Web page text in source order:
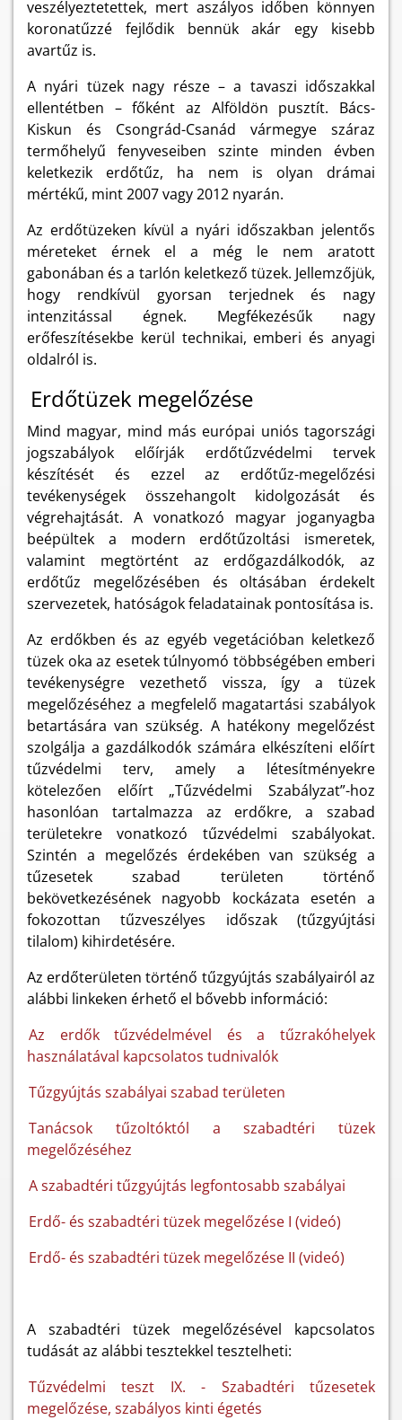
veszélyeztetettek, mert aszályos időben könnyen
koronatűzzé fejlődik bennük akár egy kisebb
avartűz is.
A nyári tüzek nagy része – a tavaszi időszakkal
ellentétben – főként az Alföldön pusztít. Bács-
Kiskun és Csongrád-Csanád vármegye száraz
termőhelyű fenyveseiben szinte minden évben
keletkezik erdőtűz, ha nem is olyan drámai
mértékű, mint 2007 vagy 2012 nyarán.
Az erdőtüzeken kívül a nyári időszakban jelentős
méreteket érnek el a még le nem aratott
gabonában és a tarlón keletkező tüzek. Jellemzőjük,
hogy rendkívül gyorsan terjednek és nagy
intenzitással égnek. Megfékezésűk nagy
erőfeszítésekbe kerül technikai, emberi és anyagi
oldalról is.
Erdőtüzek megelőzése
Mind magyar, mind más európai uniós tagországi
jogszabályok előírják erdőtűzvédelmi tervek
készítését és ezzel az erdőtűz-megelőzési
tevékenységek összehangolt kidolgozását és
végrehajtását. A vonatkozó magyar joganyagba
beépültek a modern erdőtűzoltási ismeretek,
valamint megtörtént az erdőgazdálkodók, az
erdőtűz megelőzésében és oltásában érdekelt
szervezetek, hatóságok feladatainak pontosítása is.
Az erdőkben és az egyéb vegetációban keletkező
tüzek oka az esetek túlnyomó többségében emberi
tevékenységre vezethető vissza, így a tüzek
megelőzéséhez a megfelelő magatartási szabályok
betartására van szükség. A hatékony megelőzést
szolgálja a gazdálkodók számára elkészíteni előírt
tűzvédelmi terv, amely a létesítményekre
kötelezően előírt „Tűzvédelmi Szabályzat”-hoz
hasonlóan tartalmazza az erdőkre, a szabad
területekre vonatkozó tűzvédelmi szabályokat.
Szintén a megelőzés érdekében van szükség a
tűzesetek szabad területen történő
bekövetkezésének nagyobb kockázata esetén a
fokozottan tűzveszélyes időszak (tűzgyújtási
tilalom) kihirdetésére.
Az erdőterületen történő tűzgyújtás szabályairól az
alábbi linkeken érhető el bővebb információ:
Az erdők tűzvédelmével és a tűzrakóhelyek
használatával kapcsolatos tudnivalók
Tűzgyújtás szabályai szabad területen
Tanácsok tűzoltóktól a szabadtéri tüzek
megelőzéséhez
A szabadtéri tűzgyújtás legfontosabb szabályai
Erdő- és szabadtéri tüzek megelőzése I (videó)
Erdő- és szabadtéri tüzek megelőzése II (videó)
A szabadtéri tüzek megelőzésével kapcsolatos
tudását az alábbi tesztekkel tesztelheti:
Tűzvédelmi teszt IX. - Szabadtéri tűzesetek
megelőzése, szabályos kinti égetés